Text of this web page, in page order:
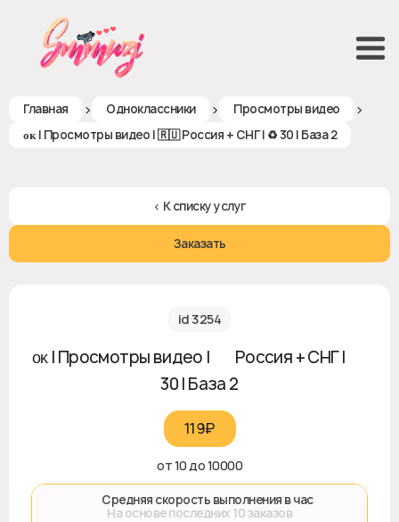
Главная > Одноклассники > Просмотры видео >
ᴏᴋ | Просмотры видео | 🇷🇺 Россия + СНГ | ♻ 30 | База 2
< К списку услуг
Заказать
id 3254
ᴏᴋ | Просмотры видео | 🇷🇺 Россия + СНГ | ♻
30 | База 2
119₽‎
от 10 до 10000
🚀 Средняя скорость выполнения в час
На основе последних 10 заказов